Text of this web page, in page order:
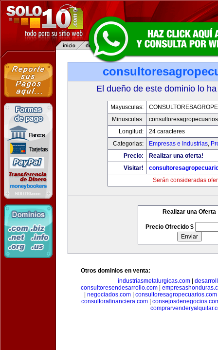
El dueño de este dominio lo
Mayusculas:
Minusculas:
Longitud:
24 caracteres
Categorias:
Empresas e Industrias,
Precio:
Realizar una oferta!
Visitar!
Serán consideradas
Realizar una Oferta
Precio Ofrecido $
Otros dominios en venta:
industriasmetalurgicas.com|
consultoresendesarrollo.com
negociados.com consultoresagropecuarios.com
consultorafinanciera.com|